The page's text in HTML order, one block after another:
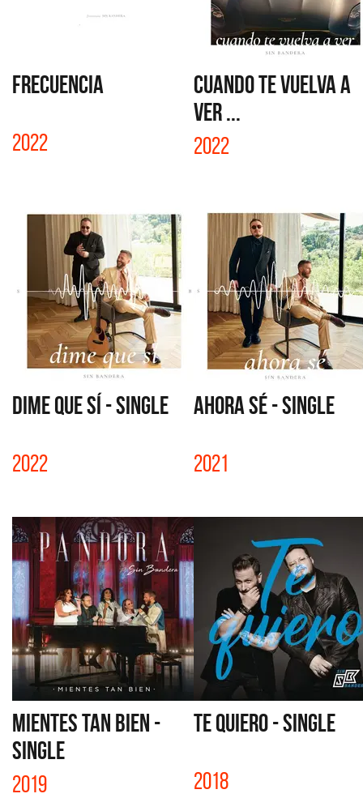
FRECUENCIA
2022
CUANDO TE VUELVA A
VER ...
2022
DIME QUE SÍ - SINGLE
2022
AHORA SÉ - SINGLE
2021
MIENTES TAN BIEN -
SINGLE
2019
TE QUIERO - SINGLE
2018